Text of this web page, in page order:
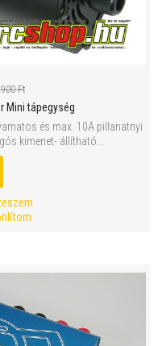
Ft
Mini tápegység
és max. 10A pillanatnyi
kimenet- állítható...